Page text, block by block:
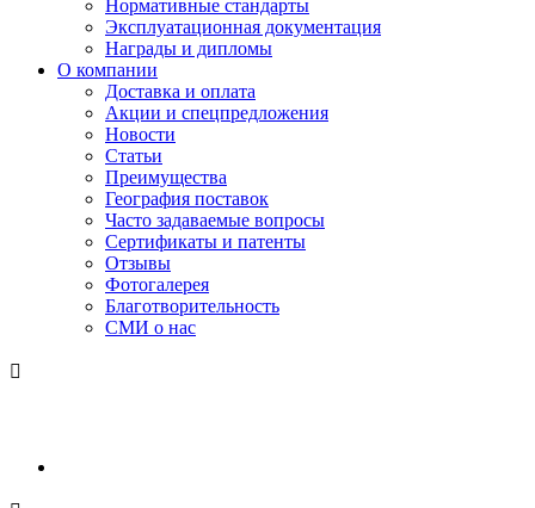
Нормативные стандарты
Эксплуатационная документация
Награды и дипломы
О компании
Доставка и оплата
Акции и спецпредложения
Новости
Статьи
Преимущества
География поставок
Часто задаваемые вопросы
Сертификаты и патенты
Отзывы
Фотогалерея
Благотворительность
СМИ о нас
